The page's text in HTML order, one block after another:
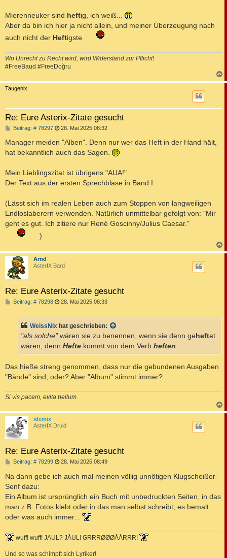
Mierenneuker sind heftig, ich weiß...
Aber da bin ich hier ja nicht allein, und meiner Überzeugung nach
auch nicht der Heftigste
Wo Unrecht zu Recht wird, wird Widerstand zur Pflicht!
#FreeBaud #FreeDoğru
a
Taugenix
Re: Eure Asterix-Zitate gesucht
Beitrag: # 78297B
i
r
28. Mai 2025 08:32
Manager meiden "Alben". Denn nur wer das Heft in der Hand hält,
hat bekanntlich auch das Sagen.
Mein Lieblingszitat ist übrigens "AUA!"
Der Text aus der ersten Sprechblase in Band I.
(Lässt sich im realen Leben auch zum Stoppen von langweiligen
Endloslaberern verwenden. Natürlich unmittelbar gefolgt von: "Mir
geht es gut. Ich zitiere nur René Goscinny/Julius Caesar."
)
a
Arnd
AsterIX Bard
Re: Eure Asterix-Zitate gesucht
Beitrag: # 78298B
r
a
28. Mai 2025 08:33
WeissNix hat geschrieben:
"als solche"wären sie zu benennen, wenn sie denn ge heftet
wären, denn Hefte kommt von dem Verb heften.
Das hieße streng genommen, dass nur die gebundenen Ausgaben
"Bände" sind, oder? Aber "Album" stimmt immer?
Si vis pacem, evita bellum.
a
idemix
AsterIX Druid
Re: Eure Asterix-Zitate gesucht
Beitrag: # 78299B
i
g
28. Mai 2025 08:49
Na dann gebe ich auch mal meinen völlig unnötigen Klugscheißer-
Senf dazu:
Ein Album ist ursprünglich ein Buch mit unbedruckten Seiten, in das
man z.B. Fotos klebt oder in das man selbst schreibt, es bemalt
oder was auch immer...
wuff! wuff! JAUL? JÅUL! GRRRØØØÅÅRRR!
Und so was schimpft sich Lyriker!